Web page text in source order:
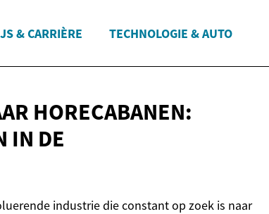
& CARRIÈRE TECHNOLOGIE & AUTO
HORECABANEN:
IN DE
industrie die constant op zoek is naar